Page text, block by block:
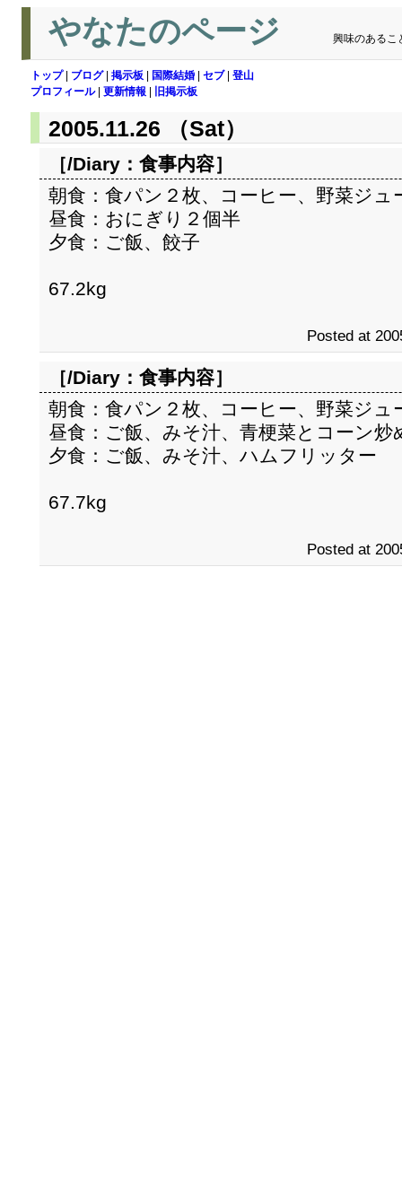
やなたのページ 興味のあるこ
トップ| ブログ| 掲示板 国際結婚 セブ| 登山
プロフィール| 更新情報 旧掲示板
2005.11.26 （Sat）
［/Diary： 食事内容］
朝食：食パン２枚、コーヒー、野菜ジュ
昼食：おにぎり２個半
夕食：ご飯、餃子
67.2kg
Posted at
［/Diary： 食事内容］
朝食：食パン２枚、コーヒー、野菜ジュ
昼食：ご飯、みそ汁、青梗菜とコーン
夕食：ご飯、みそ汁、ハムフリッター
67.7kg
Posted at